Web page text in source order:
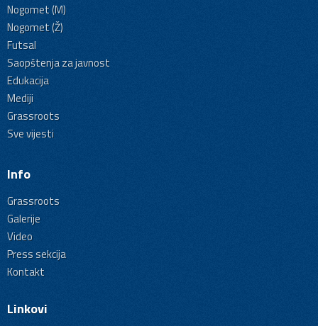
Nogomet (M)
Nogomet (Ž)
Futsal
Saopštenja za javnost
Edukacija
Mediji
Grassroots
Sve vijesti
Info
Grassroots
Galerije
Video
Press sekcija
Kontakt
Linkovi